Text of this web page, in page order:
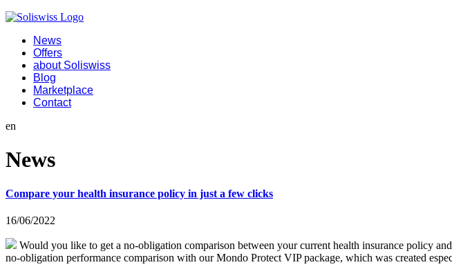
News
Offers
about Soliswiss
Blog
Marketplace
Contact
en
News
Compare your health insurance policy in just a few clicks
16/06/2022
Would you like to get a no-obligation comparison between your current health insurance policy
no-obligation performance comparison with our Mondo Protect VIP package, which was created